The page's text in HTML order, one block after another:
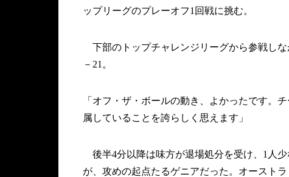
ップリーグのプレーオフ1回戦に挑む。
下部のトップチャレンジリーグから参戦し
－21。
「オフ・ザ・ボールの動き、よかったです。
属していることを誇らしく思えます」
後半4分以降は味方が退場処分を受け、1人
が、攻めの起点たるゲニアだった。オースト